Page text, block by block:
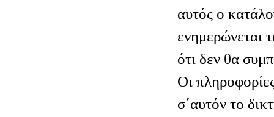
αυτός ο
ενημερώνεται
ότι δεν θα
Οι
σ΄αυτόν το